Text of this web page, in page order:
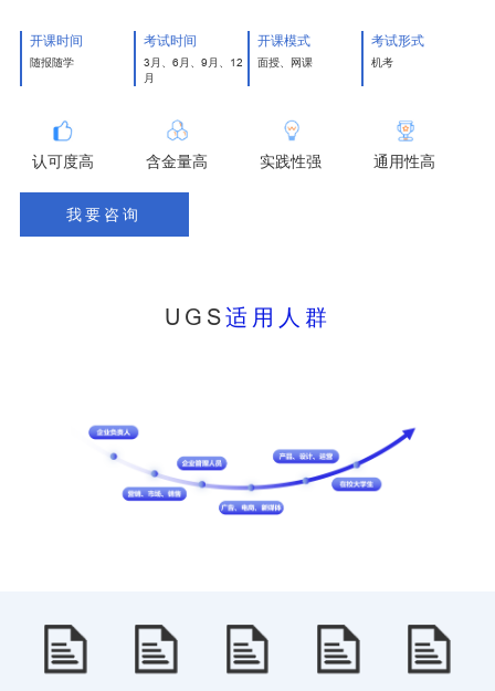
开课时间
随报随学
考试时间
3月、6月、9月、12
月
开课模式
面授、网课
考试形式
机考
认可度高 含金量高 实践性强 通用性高
我要咨询
UGS适用人群